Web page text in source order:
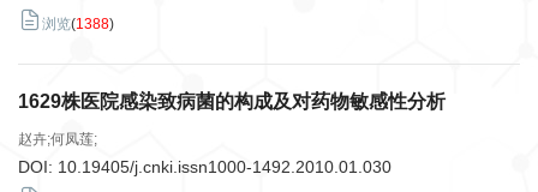
浏览(1388)
1629株医院感染致病菌的构成及对药物敏感性分析
赵卉;何凤莲;
DOI: 10.19405/j.cnki.issn1000-1492.2010.01.030